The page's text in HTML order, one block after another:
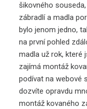
šikovného
zábradlí a madla
bylo jenom jedno,
na první pohled
madla už rok, které
zajímá montáž
podívat na webové
dozvíte opravdu
montáž kovaného